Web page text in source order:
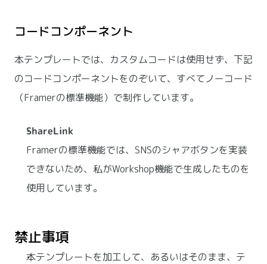
コードコンポーネント
本テンプレートでは、カスタムコードは使用せず、下記
のコードコンポーネントをのぞいて、すべてノーコード
（Framerの標準機能）で制作しています。
ShareLink
Framerの標準機能では、SNSのシャアボタンを実装
できないため、私がWorkshop機能で生成したものを
使用しています。
禁止事項
本テンプレートを加工して、あるいはそのまま、テ